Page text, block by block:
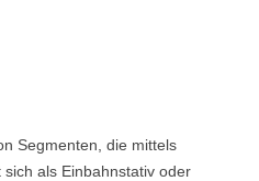
Segmenten, die mittels
als Einbahnstativ oder